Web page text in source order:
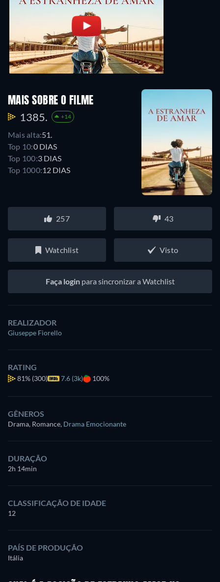
MAIS SOBRE O FILME
1385. +14
Mais alta:51.
Top 10:0 DIAS
Top 100:3 DIAS
Top 1000:12 DIAS
257 43
Watchlist Visto
Faça loginpara sincronizar a Watchlist
REALIZADOR
Giuseppe Fiorello
RATING
81% (300) 7.6 (3k) 100%
GÊNEROS
Drama, Romance, Drama Emocionante
DURAÇÃO
2h 14min
CLASSIFICAÇÃO DE IDADE
12
PAÍS DE PRODUÇÃO
Itália